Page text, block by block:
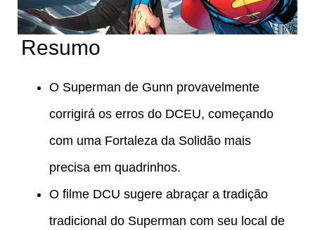
Resumo
O Superman de Gunn provavelmente
corrigirá os erros do DCEU, começando
com uma Fortaleza da Solidão mais
precisa em quadrinhos.
O filme DCU sugere abraçar a tradição
tradicional do Superman com seu local de